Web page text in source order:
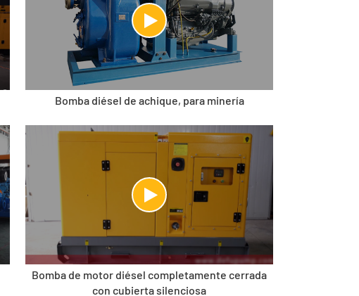
Bomba diésel de achique, para minería
Bomba de motor diésel completamente cerrada
con cubierta silenciosa